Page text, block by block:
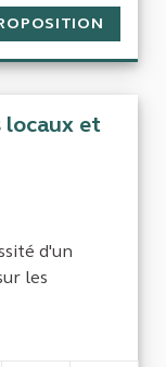
locaux et
d'un
les
& finances